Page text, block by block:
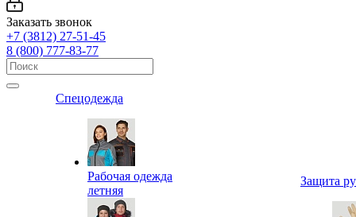
Заказать звонок
+7 (3812) 27-51-45
8 (800) 777-83-77
Спецодежда
Рабочая одежда
летняя
Защита